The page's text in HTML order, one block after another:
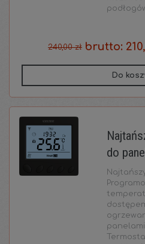
240,00 zł brutto:
Do
do